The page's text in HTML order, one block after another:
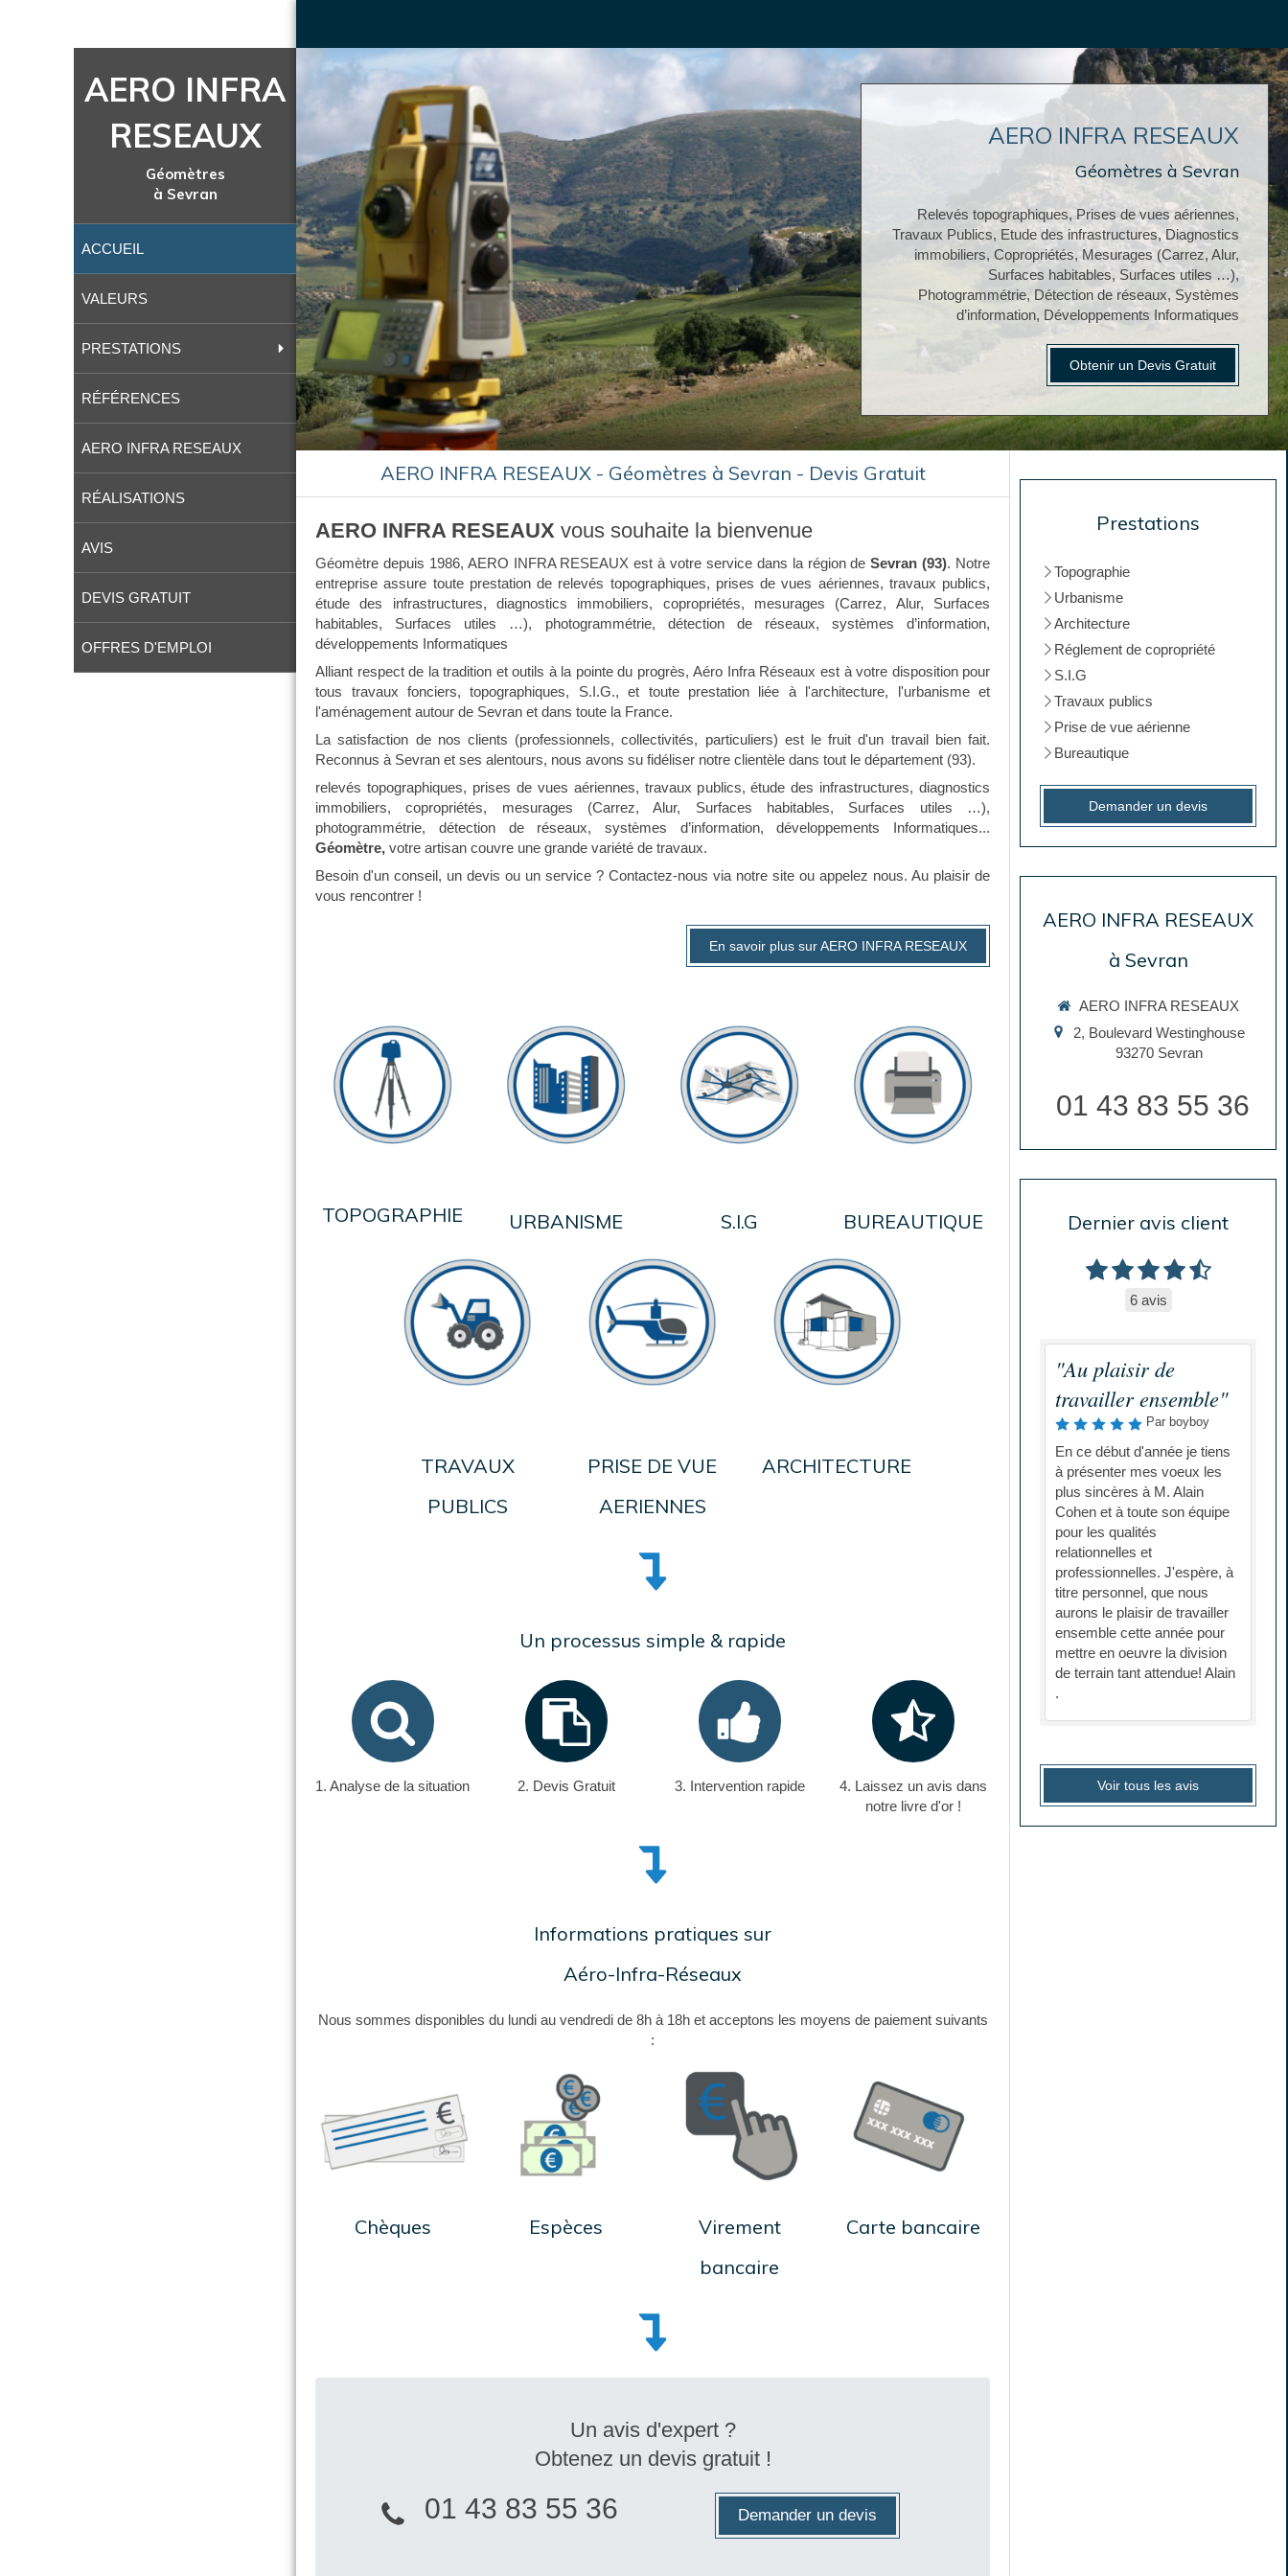
AERO INFRA
RESEAUX
Géomètres
à Sevran
ACCUEIL
VALEURS
PRESTATIONS
RÉFÉRENCES
AERO INFRA RESEAUX
RÉALISATIONS
AVIS
DEVIS GRATUIT
OFFRES D'EMPLOI
AERO INFRA RESEAUX
Géomètres à Sevran
Relevés topographiques, Prises de vues aériennes,
Travaux Publics, Etude des infrastructures, Diagnostics
immobiliers, Copropriétés, Mesurages (Carrez, Alur,
Surfaces habitables, Surfaces utiles …),
Photogrammétrie, Détection de réseaux, Systèmes
d’information, Développements Informatiques
Obtenir un Devis Gratuit
AERO INFRA RESEAUX - Géomètres à Sevran - Devis Gratuit
AERO INFRA RESEAUX vous souhaite la bienvenue
Géomètre depuis 1986, AERO INFRA RESEAUX est à votre service dans la région deSevran (93). Notre
entreprise assure toute prestation de relevés topographiques, prises de vues aériennes, travaux publics,
étude des infrastructures, diagnostics immobiliers, copropriétés, mesurages (Carrez, Alur, Surfaces
habitables, Surfaces utiles …), photogrammétrie, détection de réseaux, systèmes d’information,
développements Informatiques
Alliant respect de la tradition et outils à la pointe du progrès, Aéro Infra Réseaux est à votre disposition pour
tous travaux fonciers, topographiques, S.I.G., et toute prestation liée à l'architecture, l'urbanisme et
l'aménagement autour de Sevran et dans toute la France.
La satisfaction de nos clients (professionnels, collectivités, particuliers) est le fruit d'un travail bien fait.
Reconnus à Sevran et ses alentours, nous avons su fidéliser notre clientèle dans tout le département (93).
relevés topographiques, prises de vues aériennes, travaux publics, étude des infrastructures, diagnostics
immobiliers, copropriétés, mesurages (Carrez, Alur, Surfaces habitables, Surfaces utiles …),
photogrammétrie, détection de réseaux, systèmes d’information, développements Informatiques...
Géomètre, votre artisan couvre une grande variété de travaux.
Besoin d'un conseil, un devis ou un service ? Contactez-nous via notre site ou appelez nous. Au plaisir de
vous rencontrer !
En savoir plus sur AERO INFRA RESEAUX
TOPOGRAPHIE URBANISME S.I.G BUREAUTIQUE
TRAVAUX
PUBLICS
PRISE DE VUE
AERIENNES
ARCHITECTURE
Un processus simple & rapide
1. Analyse de la situation 2. Devis Gratuit 3. Intervention rapide
4. Laissez un avis dans
notre livre d'or !
Informations pratiques sur
Aéro-Infra-Réseaux
Nous sommes disponibles du lundi au vendredi de 8h à 18h et acceptons les moyens de paiement suivants
:
Chèques Espèces
Virement
bancaire
Carte bancaire
Un avis d'expert ?
Obtenez un devis gratuit !
01 43 83 55 36 Demander un devis
Prestations
Topographie
Urbanisme
Architecture
Réglement de copropriété
S.I.G
Travaux publics
Prise de vue aérienne
Bureautique
Demander un devis
AERO INFRA RESEAUX
à Sevran
AERO INFRA RESEAUX
2, Boulevard Westinghouse
93270 Sevran
01 43 83 55 36
Dernier avis client
6 avis
"Au plaisir de
travailler ensemble"
Par boyboy
En ce début d'année je tiens
à présenter mes voeux les
plus sincères à M. Alain
Cohen et à toute son équipe
pour les qualités
relationnelles et
professionnelles. J'espère, à
titre personnel, que nous
aurons le plaisir de travailler
ensemble cette année pour
mettre en oeuvre la division
de terrain tant attendue! Alain
.
Voir tous les avis